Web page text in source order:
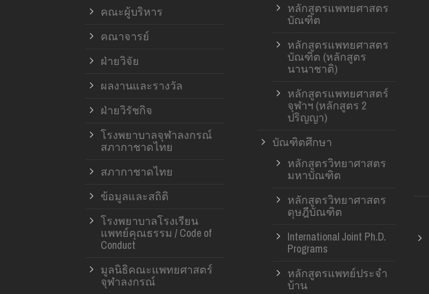
คณะผู้บริหาร
คณาจารย์
ฝ่ายวิจัย
ผลงานและรางวัล
ฝ่ายวิรัชกิจ
โรงพยาบาลจุฬาลงกรณ์
สภากาชาดไทย
สภากาชาดไทย
ข้อมูลและสถิติ
โรงพยาบาลโรงเรียน
แพทย์คุณธรรม / Code of
Conduct
มูลนิธิคณะแพทยศาสตร์
จุฬาลงกรณ์
หลักสูตรแพทยศาสตร
บัณฑิต
หลักสูตรแพทยศาสตร
บัณฑิต (หลักสูตร
นานาชาติ)
หลักสูตรแพทยศาสตร์
จุฬาฯ (หลักสูตร 2
ปริญญา)
บัณฑิตศึกษา
หลักสูตรวิทยาศาสตร
มหาบัณฑิต
หลักสูตรวิทยาศาสตร
ดุษฎีบัณฑิต
International Joint Ph.D.
Programs
หลักสูตรแพทย์ประจำ
บ้าน